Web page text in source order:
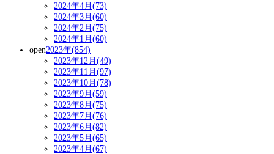
2024年4月(73)
2024年3月(60)
2024年2月(75)
2024年1月(60)
open2023年(854)
2023年12月(49)
2023年11月(97)
2023年10月(78)
2023年9月(59)
2023年8月(75)
2023年7月(76)
2023年6月(82)
2023年5月(65)
2023年4月(67)